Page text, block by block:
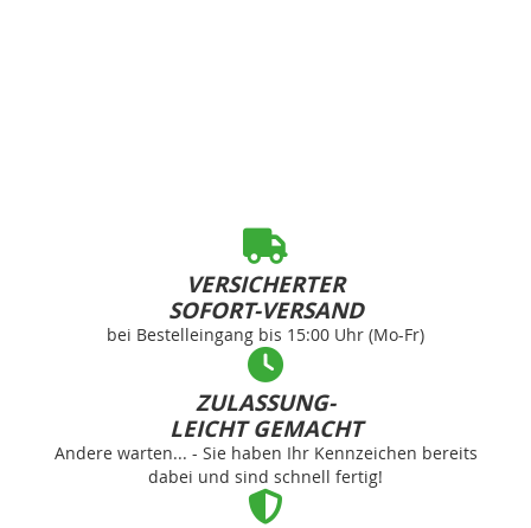
VERSICHERTER
SOFORT-VERSAND
bei Bestelleingang bis 15:00 Uhr (Mo-Fr)
ZULASSUNG-
LEICHT GEMACHT
Andere warten... - Sie haben Ihr Kennzeichen bereits
dabei und sind schnell fertig!